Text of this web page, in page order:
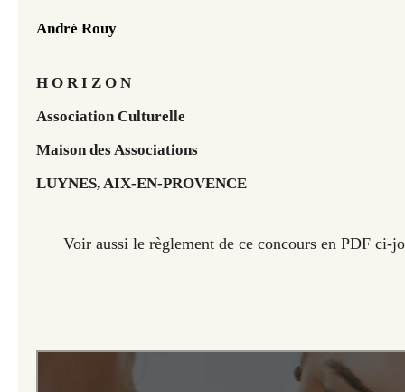
André Rouy
H O R I Z O N
Association Culturelle
Maison des Associations
LUYNES, AIX-EN-PROVENCE
Voir aussi le règlement de ce concours en PDF ci-